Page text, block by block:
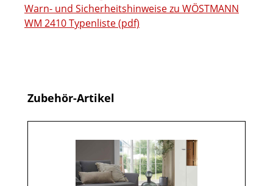
Warn- und Sicherheitshinweise zu WÖSTMANN
WM 2410 Typenliste (pdf)
Produktgalerie überspringen
Zubehör-Artikel